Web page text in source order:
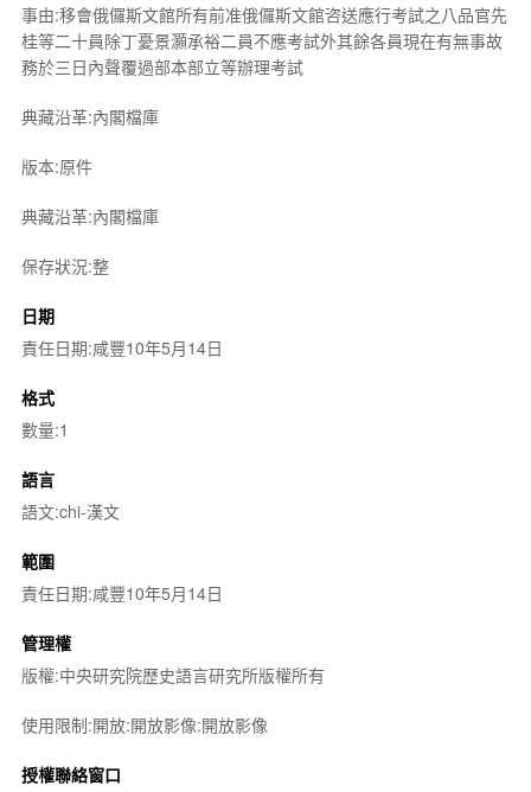
事由:移會俄儸斯文館所有前准俄儸斯文館咨送應行考試之八品官先
桂等二十員除丁憂景灝承裕二員不應考試外其餘各員現在有無事故
務於三日內聲覆過部本部立等辦理考試
典藏沿革:內閣檔庫
版本:原件
典藏沿革:內閣檔庫
保存狀況:整
日期
責任日期:咸豐10年5月14日
格式
數量:1
語言
語文:chi-漢文
範圍
責任日期:咸豐10年5月14日
管理權
版權:中央研究院歷史語言研究所版權所有
使用限制:開放:開放影像:開放影像
授權聯絡窗口